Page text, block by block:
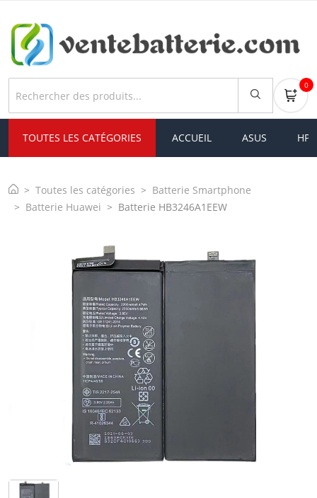
0
TOUTES LES CATÉGORIES ACCUEIL ASUS HP
Toutes les catégories
Batterie Smartphone
Batterie Huawei
Batterie HB3246A1EEW